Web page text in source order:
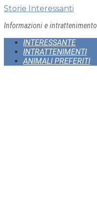
Skip
content
Storie Interessanti
Informazioni e intrattenimento
INTERESSANTE
INTRATTENIMENTI
ANIMALI PREFERITI